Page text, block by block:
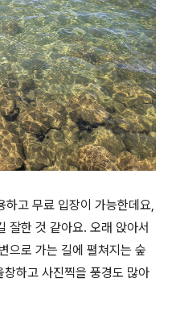
고 무료 입장이 가능한데요,
잘한 것 같아요. 오래 앉아서
으로 가는 길에 펼쳐지는 숲
하고 사진찍을 풍경도 많아